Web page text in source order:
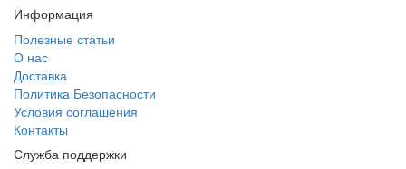
Информация
Полезные статьи
О нас
Доставка
Политика Безопасности
Условия соглашения
Контакты
Служба поддержки